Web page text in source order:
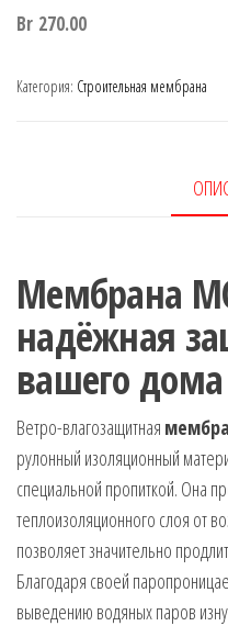
Br 270.00
Категория: Строительная мембрана
Мембрана
надёжная
вашего дома
Ветро-влагозащитная
рулонный изоляционный
специальной пропиткой. Она
теплоизоляционного слоя от
позволяет значительно
Благодаря своей
выведению водяных паров